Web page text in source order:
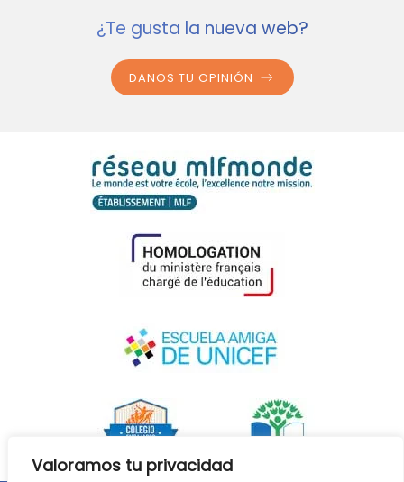
Valoramos tu privacidad
¿Te gusta la nueva web?
DANOS TU OPINIÓN